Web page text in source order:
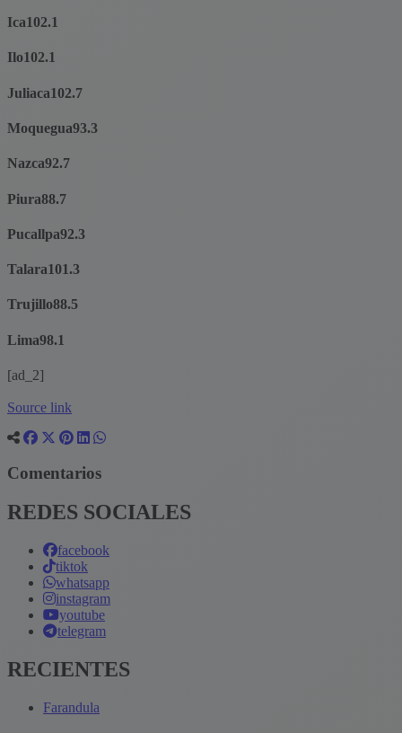
Ica102.1
Ilo102.1
Juliaca102.7
Moquegua93.3
Nazca92.7
Piura88.7
Pucallpa92.3
Talara101.3
Trujillo88.5
Lima98.1
[ad_2]
Source link
Comentarios
REDES SOCIALES
facebook
tiktok
whatsapp
instagram
youtube
telegram
RECIENTES
Farandula